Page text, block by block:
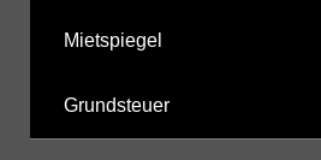
Mietspiegel
Grundsteuer